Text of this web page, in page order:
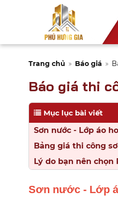
Trang chủ Báo giá
Báo giá thi
Mục lục bài viết
Sơn nước - Lớp áo
Bảng giá thi công
Lý do bạn nên chọn
Sơn nước - Lớp